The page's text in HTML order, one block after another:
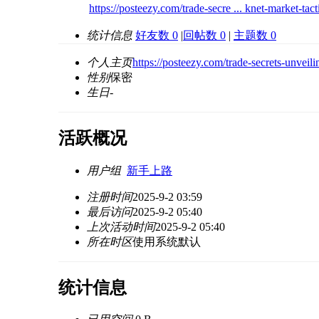
https://posteezy.com/trade-secre ... knet-market-
统计信息 好友数 0 |回帖数 0 | 主题数 0
个人主页https://posteezy.com/trade-secrets-
性别保密
生日-
活跃概况
用户组 新手上路
注册时间2025-9-2 03:59
最后访问2025-9-2 05:40
上次活动时间2025-9-2 05:40
所在时区使用系统默认
统计信息